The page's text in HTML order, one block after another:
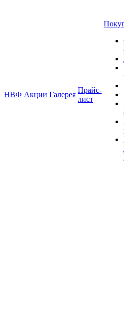
НВФ Акции Галерея
Прайс-
лист